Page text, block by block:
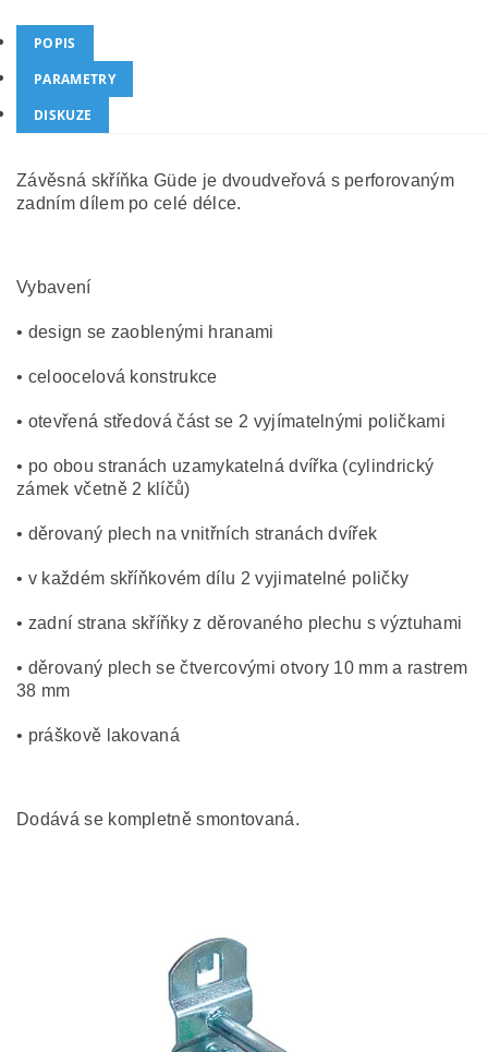
POPIS
PARAMETRY
DISKUZE
Závěsná skříňka Güde je dvoudveřová s perforovaným
zadním dílem po celé délce.
Vybavení
• design se zaoblenými hranami
• celoocelová konstrukce
• otevřená středová část se 2 vyjímatelnými poličkami
• po obou stranách uzamykatelná dvířka (cylindrický
zámek včetně 2 klíčů)
• děrovaný plech na vnitřních stranách dvířek
• v každém skříňkovém dílu 2 vyjimatelné poličky
• zadní strana skříňky z děrovaného plechu s výztuhami
• děrovaný plech se čtvercovými otvory 10 mm a rastrem
38 mm
• práškově lakovaná
Dodává se kompletně smontovaná.